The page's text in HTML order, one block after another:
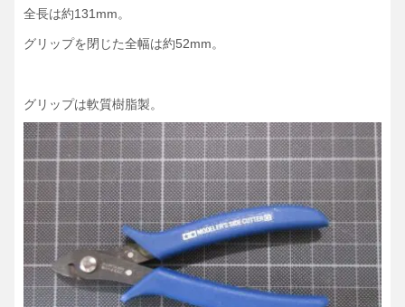
全長は約131mm。
グリップを閉じた全幅は約52mm。
グリップは軟質樹脂製。